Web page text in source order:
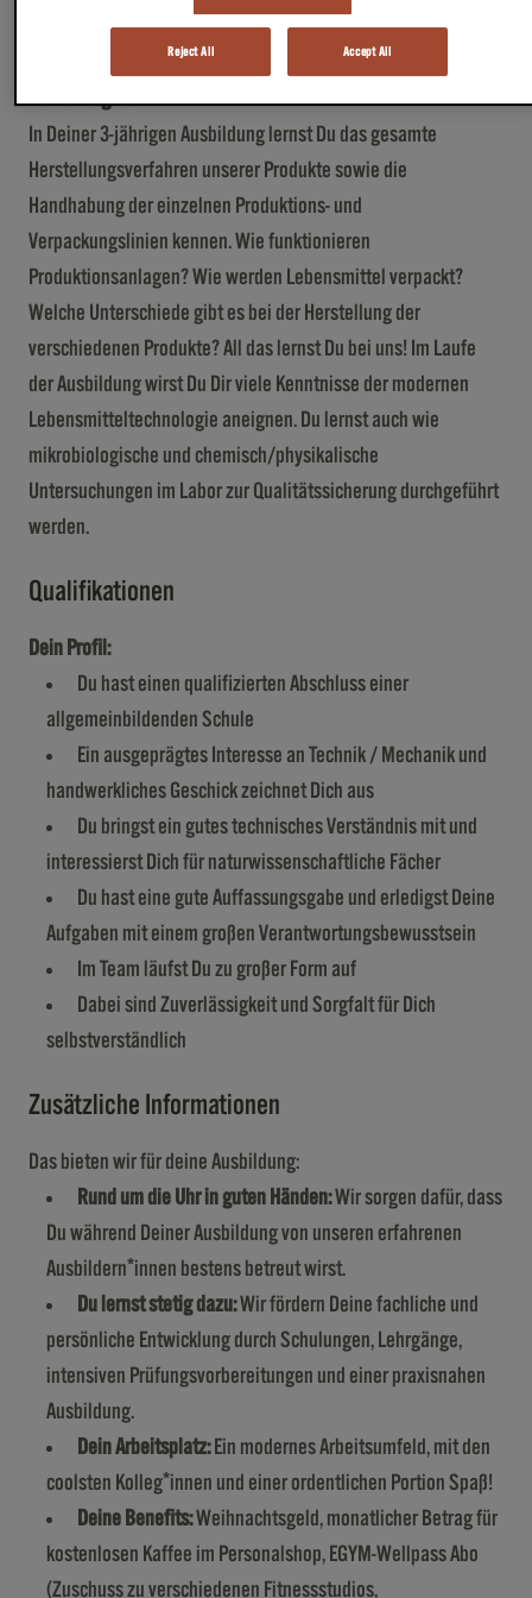
Bewerber*innen für die Ausbildung zur Fachkraft für
Lebensmitteltechnik:
Deine Aufgaben:
In Deiner 3-jährigen Ausbildung lernst Du das gesamte
Herstellungsverfahren unserer Produkte sowie die
Handhabung der einzelnen Produktions- und
Verpackungslinien kennen. Wie funktionieren
Produktionsanlagen? Wie werden Lebensmittel verpackt?
Welche Unterschiede gibt es bei der Herstellung der
verschiedenen Produkte? All das lernst Du bei uns! Im Laufe
der Ausbildung wirst Du Dir viele Kenntnisse der modernen
Lebensmitteltechnologie aneignen. Du lernst auch wie
mikrobiologische und chemisch/physikalische
Untersuchungen im Labor zur Qualitätssicherung durchgeführt
werden.
Qualifikationen
Dein Profil:
Du hast einen qualifizierten Abschluss einer
allgemeinbildenden Schule
Ein ausgeprägtes Interesse an Technik / Mechanik und
handwerkliches Geschick zeichnet Dich aus
Du bringst ein gutes technisches Verständnis mit und
interessierst Dich für naturwissenschaftliche Fächer
Du hast eine gute Auffassungsgabe und erledigst Deine
Aufgaben mit einem großen Verantwortungsbewusstsein
Im Team läufst Du zu großer Form auf
Dabei sind Zuverlässigkeit und Sorgfalt für Dich
selbstverständlich
Zusätzliche Informationen
Das bieten wir für deine Ausbildung:
Rund um die Uhr in guten Händen:Wir sorgen dafür, dass
Du während Deiner Ausbildung von unseren erfahrenen
Ausbildern*innen bestens betreut wirst.
Du lernst stetig dazu:Wir fördern Deine fachliche und
persönliche Entwicklung durch Schulungen, Lehrgänge,
intensiven Prüfungsvorbereitungen und einer praxisnahen
Ausbildung.
Dein Arbeitsplatz:Ein modernes Arbeitsumfeld, mit den
coolsten Kolleg*innen und einer ordentlichen Portion Spaß!
Deine Benefits:Weihnachtsgeld, monatlicher Betrag für
kostenlosen Kaffee im Personalshop, EGYM-Wellpass Abo
(Zuschuss zu verschiedenen Fitnessstudios,
Reject All Accept All